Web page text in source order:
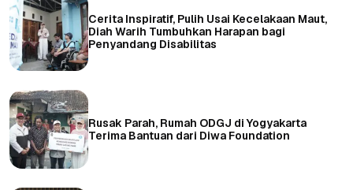
Cerita Inspiratif, Pulih Usai Kecelakaan Maut,
Diah Warih Tumbuhkan Harapan bagi
Penyandang Disabilitas
Rusak Parah, Rumah ODGJ di Yogyakarta
Terima Bantuan dari Diwa Foundation